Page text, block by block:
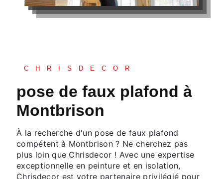
CHRISDECOR
pose de faux plafond à
Montbrison
À la recherche d'un pose de faux plafond
compétent à Montbrison ? Ne cherchez pas
plus loin que Chrisdecor ! Avec une expertise
exceptionnelle en peinture et en isolation,
Chrisdecor est votre partenaire privilégié pour